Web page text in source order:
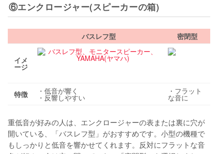
⑥エンクロージャー(スピーカーの箱)
バスレフ型 密閉型
イメ
ージ
特徴 ・低音が響く
・反響しやすい
・フラット
な音に
重低音が好みの人は、エンクロージャーの表または裏に穴が
開いている、「バスレフ型」がおすすめです。小型の機種で
もしっかりと低音を響かせてくれます。反対にフラットな音